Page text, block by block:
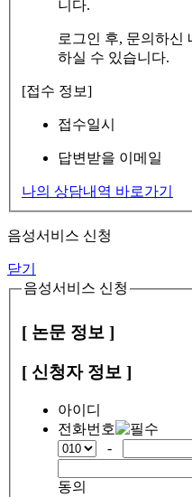
니다.
로그인 후, 문의하신
하실 수 있습니다.
[접수 정보]
접수일시
답변받을 이메일
나의 상담내역 바로가기
음성서비스 신청
닫기
음성서비스 신청
[ 논문 정보 ]
[ 신청자 정보 ]
아이디
전화번호
-
동의